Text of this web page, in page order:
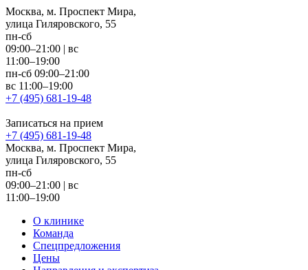
Москва, м. Проспект Мира,
улица Гиляровского, 55
пн-сб
09:00–21:00 | вс
11:00–19:00
пн-сб 09:00–21:00
вс 11:00–19:00
+7 (495) 681-19-48
Записаться на прием
+7 (495) 681-19-48
Москва, м. Проспект Мира,
улица Гиляровского, 55
пн-сб
09:00–21:00 | вс
11:00–19:00
О клинике
Команда
Спецпредложения
Цены